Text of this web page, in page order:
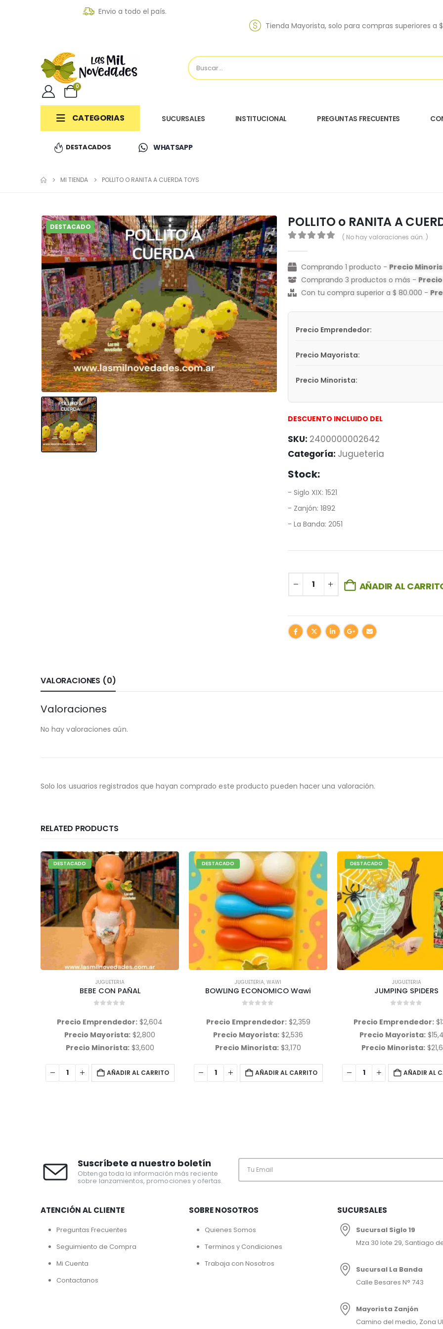
Envio a todo el país.
Tienda Mayorista, solo para compras superiores a
0
CATEGORIAS SUCURSALES INSTITUCIONAL PREGUNTAS FRECUENTES
DESTACADOS WHATSAPP
MI TIENDA POLLITO O RANITA A CUERDA TOYS
DESTACADO POLLITO o RANITA A
( No hay valoraciones aún. )
Comprando 1 producto - Precio
Comprando 3 productos o más -
Con tu compra superior a $ 80.000 -
Precio Emprendedor:
Precio Mayorista:
Precio Minorista:
DESCUENTO INCLUIDO DEL
SKU: 2400000002642
Categoría: Jugueteria
Stock:
- Siglo XIX: 1521
- Zanjón: 1892
- La Banda: 2051
AÑADIR AL
VALORACIONES (0)
Valoraciones
No hay valoraciones aún.
Solo los usuarios registrados que hayan comprado este producto pueden hacer una valoración.
RELATED PRODUCTS
DESTACADO
JUGUETERIA,WAWI
BOWLING ECONOMICO Wawi
Precio Emprendedor: $2,359
Precio Mayorista: $2,536
Precio Minorista: $3,170
AÑADIR AL CARRITO
DESTACADO
JUGUETERIA
JUMPING SPIDERS
Precio Emprendedor: $13,539
Precio Mayorista: $15,448
Precio Minorista: $21,627
AÑADIR AL CARRITO
DESTACADO
JUGUETERIA
Precio Emprendedor: $
Precio Mayorista: $
Precio Minorista: $
AÑADIR AL
Suscríbete a nuestro boletín
Obtenga toda la información más reciente
sobre lanzamientos, promociones y ofertas.
ATENCIÓN AL CLIENTE
Preguntas Frecuentes
Seguimiento de Compra
Mi Cuenta
Contactanos
SOBRE NOSOTROS
Quienes Somos
Terminos y Condiciones
Trabaja con Nosotros
SUCURSALES
Sucursal Siglo 19
Mza 30 lote 29, Santiago
Sucursal La Banda
Calle Besares N° 743
Mayorista Zanjón
Camino del medio, Zona